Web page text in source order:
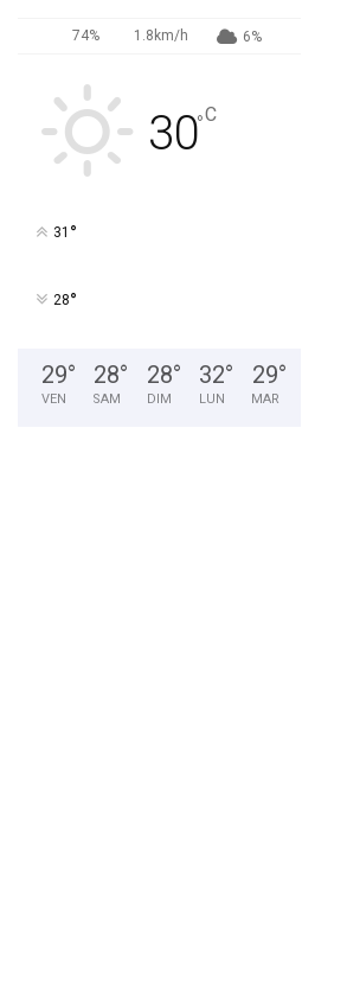
74% 1.8km/h 6%
30°C
31 °
28°
29°
VEN
28°
SAM
28°
DIM
32°
LUN
29°
MAR